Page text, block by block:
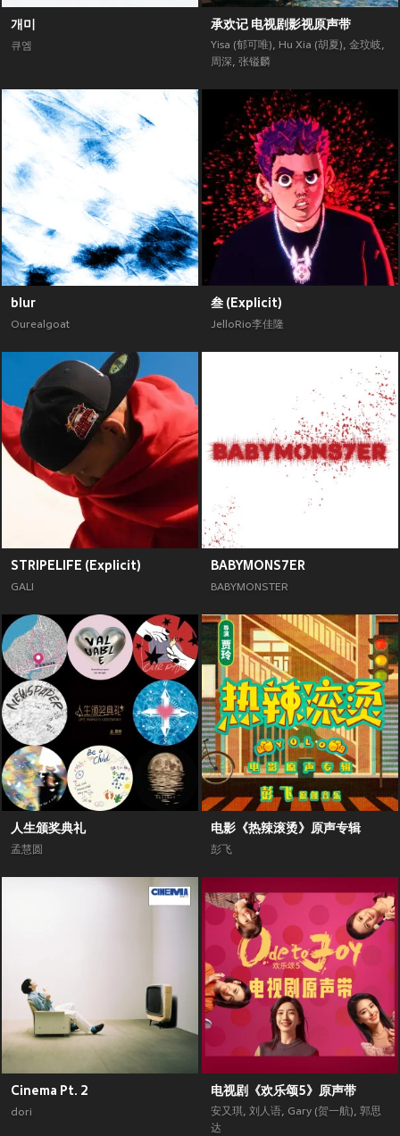
개미
큐엠
承欢记 电视剧影视原声带
Yisa (郁可唯), Hu Xia (胡夏), 金玟岐,
周深, 张镒麟
blur
Ourealgoat
叁 (Explicit)
JelloRio李佳隆
STRIPELIFE (Explicit)
GALI
BABYMONS7ER
BABYMONSTER
人生颁奖典礼
孟慧圆
电影《热辣滚烫》原声专辑
彭飞
Cinema Pt. 2
dori
电视剧《欢乐颂5》原声带
安又琪, 刘人语, Gary (贺一航), 郭思
达